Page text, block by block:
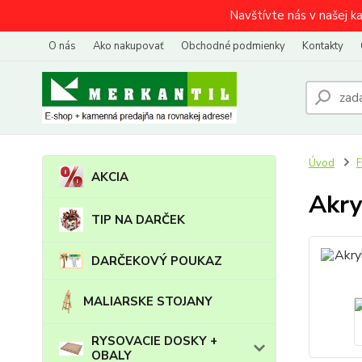
Navštívte nás v našej
O nás Ako nakupovať Obchodné podmienky Kontakty
AKCIA
TIP NA DARČEK
DARČEKOVÝ POUKAZ
MALIARSKE STOJANY
RYSOVACIE DOSKY +
OBALY
Úvod